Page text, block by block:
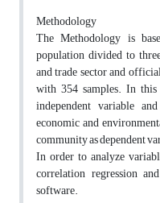
Methodology
The Methodology is
population divided to
and trade sector and
with 354 samples. In this
independent variable
economic and
community as dependent
In order to analyze
correlation regression
software.